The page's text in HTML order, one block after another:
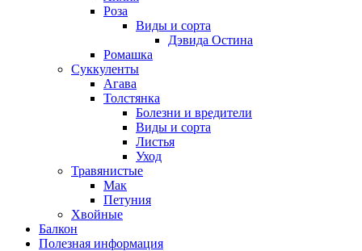
Роза
Виды и сорта
Дэвида Остина
Ромашка
Суккуленты
Агава
Толстянка
Болезни и вредители
Виды и сорта
Листья
Уход
Травянистые
Мак
Петуния
Хвойные
Балкон
Полезная информация